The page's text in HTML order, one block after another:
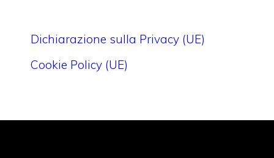
Dichiarazione sulla Privacy (UE)
Cookie Policy (UE)